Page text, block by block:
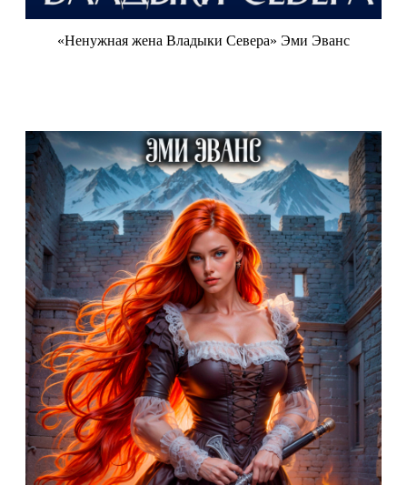
«Ненужная жена Владыки Севера» Эми Эванс